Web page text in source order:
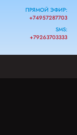
ПРЯМОЙ ЭФИР:
+74957287703
SMS:
+79263703333